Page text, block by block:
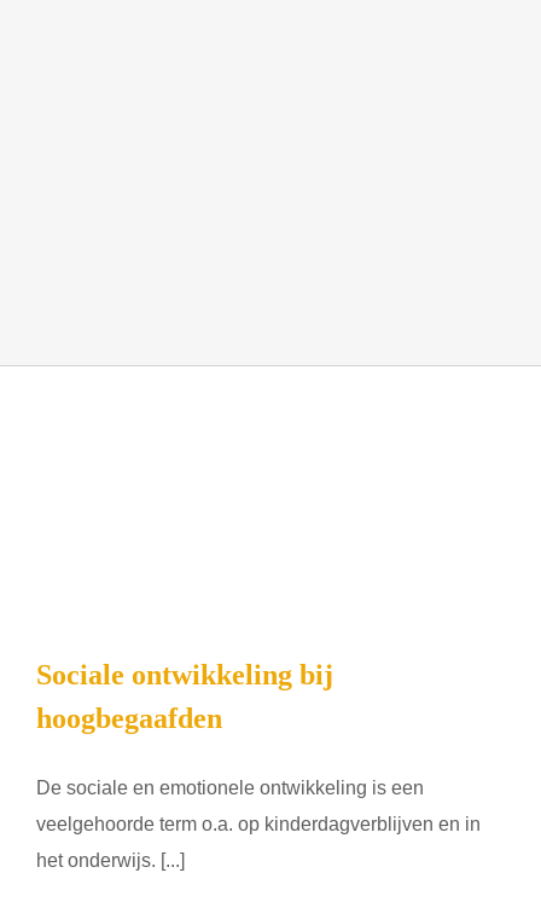
Sociale ontwikkeling bij
hoogbegaafden
De sociale en emotionele ontwikkeling is een
veelgehoorde term o.a. op kinderdagverblijven en in
het onderwijs. [...]